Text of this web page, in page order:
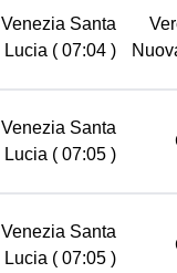
Venezia Santa
Lucia ( 07:04 )
Venezia Santa
Lucia ( 07:05 )
Venezia Santa
Lucia ( 07:05 )